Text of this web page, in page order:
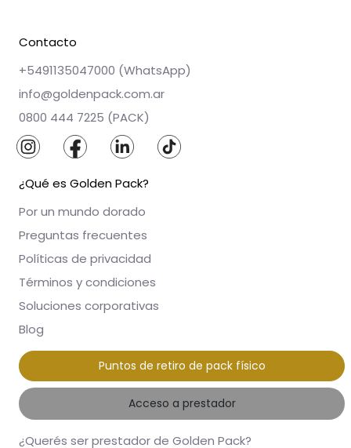
Contacto
+5491135047000 (WhatsApp)
info@goldenpack.com.ar
0800 444 7225 (PACK)
¿Qué es Golden Pack?
Por un mundo dorado
Preguntas frecuentes
Políticas de privacidad
Términos y condiciones
Soluciones corporativas
Blog
Puntos de retiro de pack físico
Acceso a prestador
¿Querés ser prestador de Golden Pack?